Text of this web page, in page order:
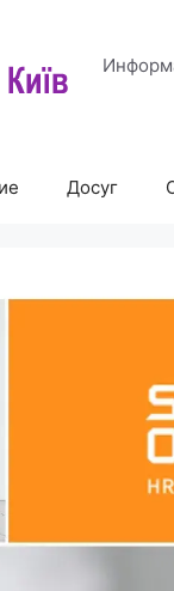
Досуг